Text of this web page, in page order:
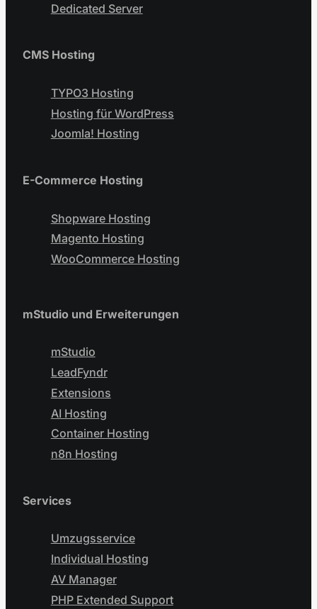
Dedicated Server
CMS Hosting
TYPO3 Hosting
Hosting für WordPress
Joomla! Hosting
E-Commerce Hosting
Shopware Hosting
Magento Hosting
WooCommerce Hosting
mStudio und Erweiterungen
mStudio
LeadFyndr
Extensions
AI Hosting
Container Hosting
n8n Hosting
Services
Umzugsservice
Individual Hosting
AV Manager
PHP Extended Support